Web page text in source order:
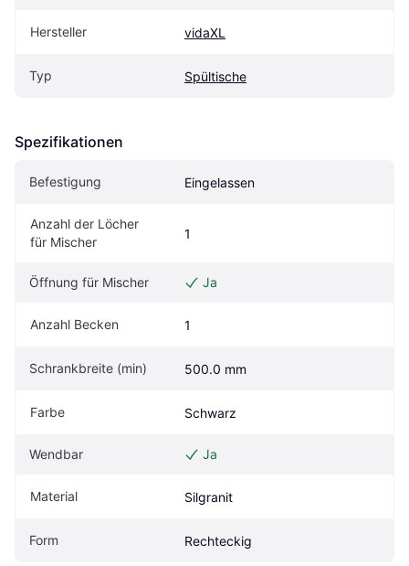
Hersteller vidaXL
Typ Spültische
Spezifikationen
Befestigung Eingelassen
Anzahl der Löcher
für Mischer
1
Öffnung für Mischer Ja
Anzahl Becken 1
Schrankbreite (min) 500.0 mm
Farbe Schwarz
Wendbar Ja
Material Silgranit
Form Rechteckig